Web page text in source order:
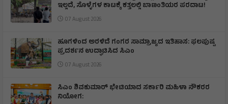
ಇಲ್ಲದೆ, ಸೊಳ್ಳೆಗಳ ಕಾಟಕ್ಕೆ ಕತ್ತಲಲ್ಲಿ ಬಾಣಂತಿಯರ ಪರದಾಟ!
07 August 2026
ಹೂಗಳಿಂದ ಅರಳಿದೆ ಗಂಗರ ಸಾಮ್ರಾಜ್ಯದ ಇತಿಹಾಸ: ಫಲಪುಷ್ಪ
ಪ್ರದರ್ಶನ ಉದ್ಘಾಟಿಸಿದ ಸಿಎಂ
07 August 2026
ಸಿಎಂ ಶಿವಕುಮಾರ್‌ ಭೇಟಿಯಾದ ಸರ್ಕಾರಿ ಮಹಿಳಾ ನೌಕರರ
ನಿಯೋಗ: